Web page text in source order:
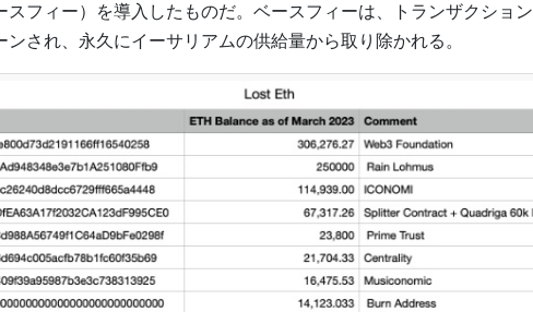
スフィー）を導入したものだ。ベースフィーは、トランザクション
され、永久にイーサリアムの供給量から取り除かれる。